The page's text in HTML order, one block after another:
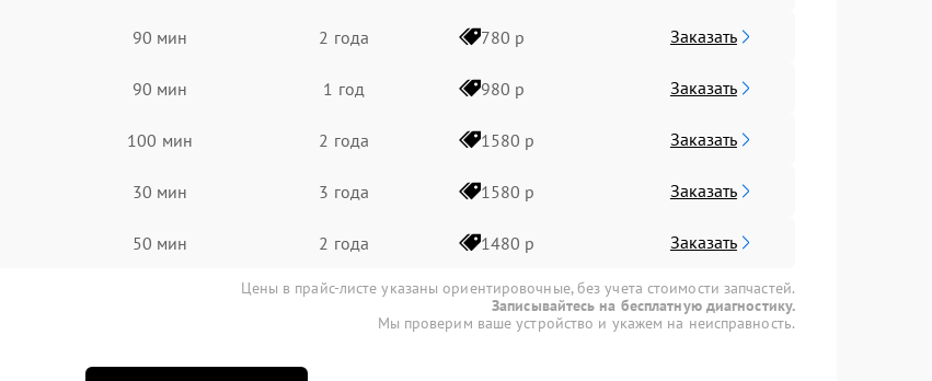
90 мин 2 года 780 р Заказать
90 мин 1 год 980 р Заказать
100 мин 2 года 1580 р Заказать
30 мин 3 года 1580 р Заказать
50 мин 2 года 1480 р Заказать
Цены в прайс-листе указаны ориентировочные, без учета стоимости запчастей.
Записывайтесь на бесплатную диагностику.
Мы проверим ваше устройство и укажем на неисправность.